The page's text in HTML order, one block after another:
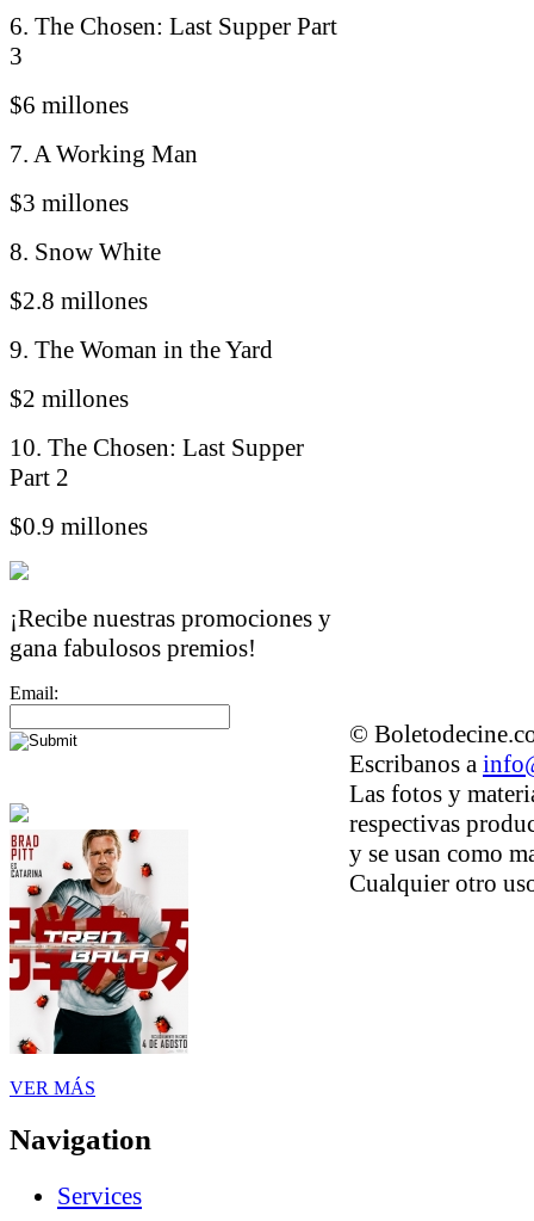
6. The Chosen: Last Supper Part
3
$6 millones
7. A Working Man
$3 millones
8. Snow White
$2.8 millones
9. The Woman in the Yard
$2 millones
10. The Chosen: Last Supper
Part 2
$0.9 millones
¡Recibe nuestras promociones y
gana fabulosos premios!
Email:
VER MÁS
Navigation
Services
©
Escribanos a
Las fotos y
respectivas
y se usan como
Cualquier otro